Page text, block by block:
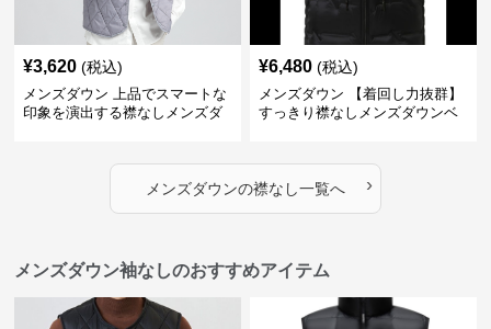
¥3,620 (税込)
メンズダウン 上品でスマートな
印象を演出する襟なしメンズダ
¥6,480 (税込)
メンズダウン 【着回し力抜群】
すっきり襟なしメンズダウンベ
メンズダウンの襟なし一覧へ ›
メンズダウン袖なしのおすすめアイテム